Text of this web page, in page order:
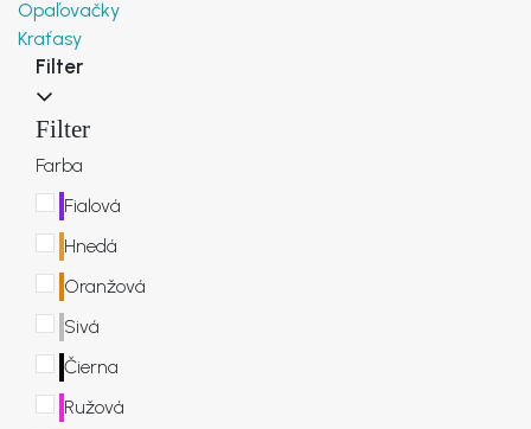
FAQ
KONTAKT
Opaľovačky
Kraťasy
Filter
Filter
Farba
Fialová
Hnedá
Oranžová
Sivá
Čierna
Ružová